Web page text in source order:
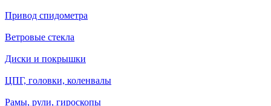
Привод спидометра
Ветровые стекла
Диски и покрышки
ЦПГ, головки, коленвалы
Рамы, рули, гироскопы